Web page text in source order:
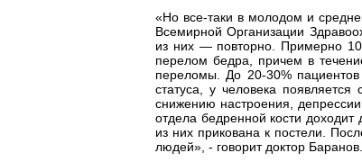
«Но все-таки в молодом и
Всемирной Организации
из них — повторно. Примерно
перелом бедра, причем в
переломы. До 20-30%
статуса, у человека
снижению настроения,
отдела бедренной кости
из них прикована к постели.
людей», - говорит доктор Баранов.